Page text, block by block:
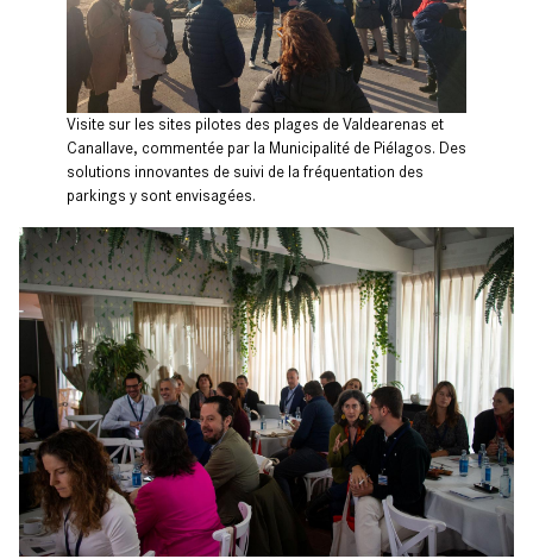
Visite sur les sites pilotes des plages de Valdearenas et
Canallave, commentée par la Municipalité de Piélagos. Des
solutions innovantes de suivi de la fréquentation des
parkings y sont envisagées.